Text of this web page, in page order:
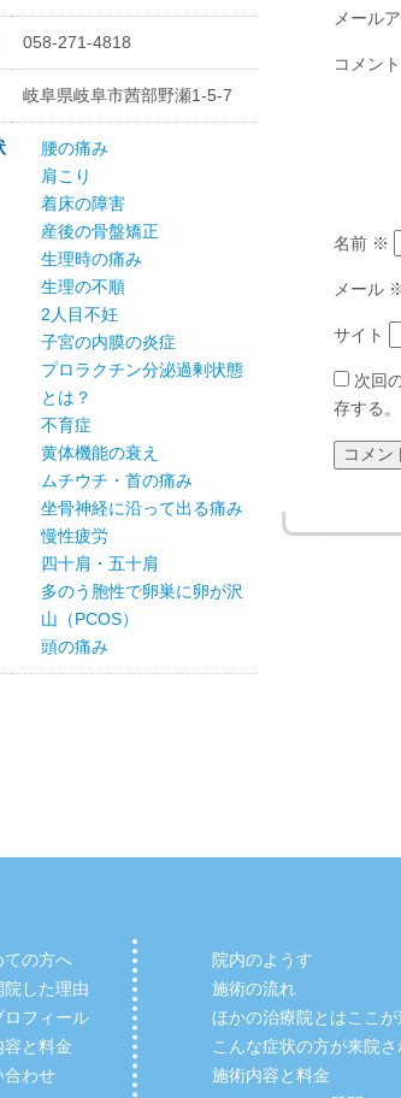
メール
コメント
名前 ※
メール
サイト
次回
存する。
058-271-4818
岐阜県岐阜市茜部野瀬1-5-7
腰の痛み
肩こり
着床の障害
産後の骨盤矯正
生理時の痛み
生理の不順
2人目不妊
子宮の内膜の炎症
プロラクチン分泌過剰状態
とは？
不育症
黄体機能の衰え
ムチウチ・首の痛み
坐骨神経に沿って出る痛み
慢性疲労
四十肩・五十肩
多のう胞性で卵巣に卵が沢
山（PCOS）
頭の痛み
ての方へ
院した理由
ロフィール
容と料金
合わせ
院内のようす
施術の流れ
ほかの治療院とはここが
こんな症状の方が来院
施術内容と料金